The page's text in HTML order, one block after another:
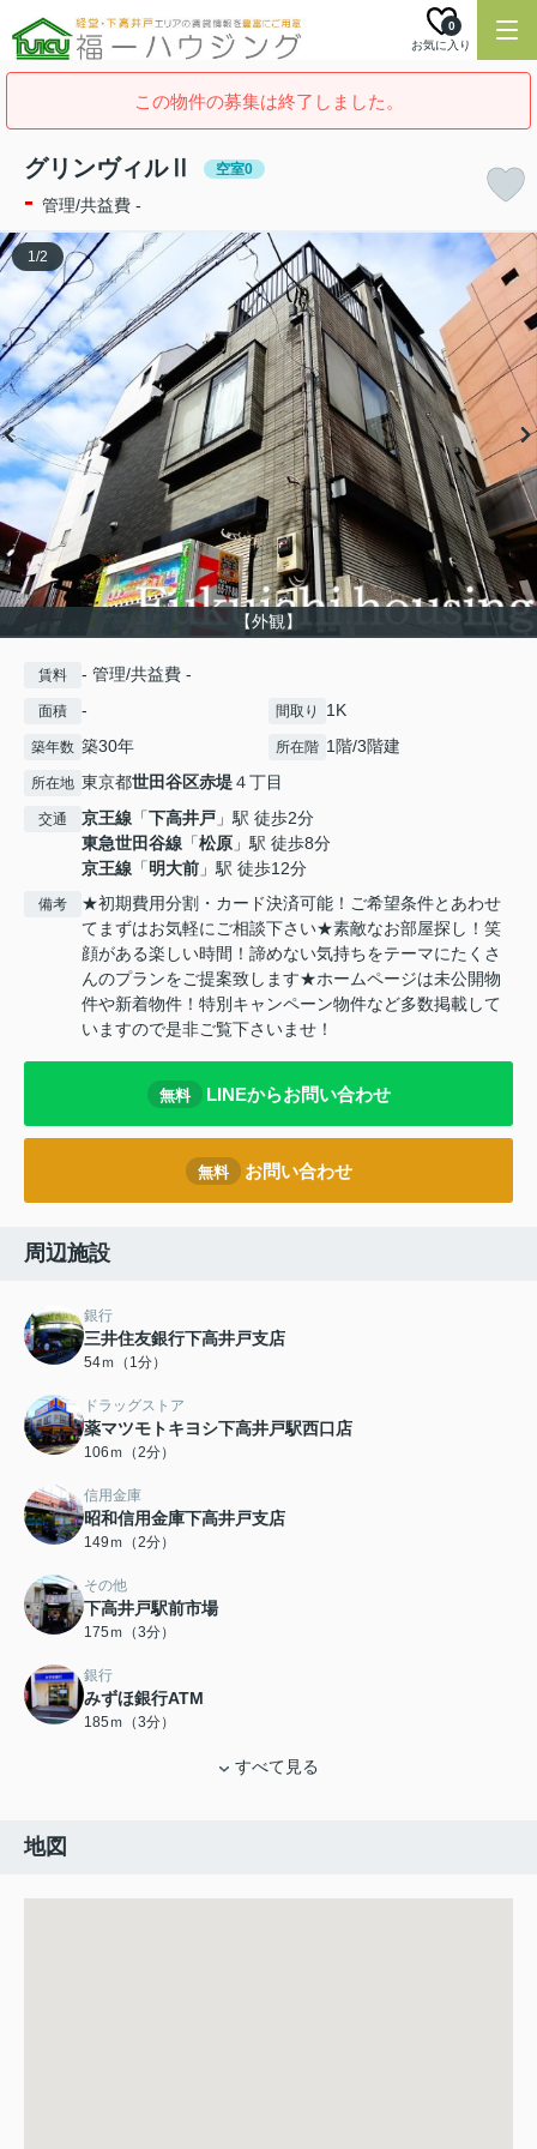
お気に入り
0
この物件の募集は終了しました。
グリンヴィルⅡ 空室0
- 管理/共益費 -
【外観】
1/2
賃料 - 管理/共益費 -
面積 - 間取り 1K
築年数 築30年 所在階 1階/3階建
所在地 東京都世田谷区赤堤４丁目
交通 京王線 「下高井戸 」駅 徒歩2分
東急世田谷線 「松原 」駅 徒歩8分
京王線 「明大前 」駅 徒歩12分
備考
★初期費用分割・カード決済可能！ご希望条件とあわせ
てまずはお気軽にご相談下さい★素敵なお部屋探し！笑
顔がある楽しい時間！諦めない気持ちをテーマにたくさ
んのプランをご提案致します★ホームページは未公開物
件や新着物件！特別キャンペーン物件など多数掲載して
いますので是非ご覧下さいませ！
無料 LINEからお問い合わせ
無料 お問い合わせ
周辺施設
銀行
三井住友銀行下高井戸支店
54ｍ（1分）
ドラッグストア
薬マツモトキヨシ下高井戸駅西口店
106ｍ（2分）
信用金庫
昭和信用金庫下高井戸支店
149ｍ（2分）
その他
下高井戸駅前市場
175ｍ（3分）
銀行
みずほ銀行ATM
185ｍ（3分）
すべて見る
地図